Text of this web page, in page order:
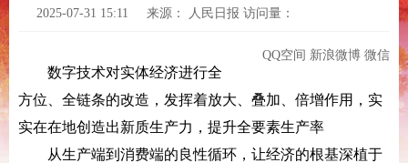
2025-07-31 15:11 来源： 人民日报 访问量：
QQ空间 新浪微博 微信
数字技术对实体经济进行全
方位、全链条的改造，发挥着放大、叠加、倍增作用，实
实在在地创造出新质生产力，提升全要素生产率
从生产端到消费端的良性循环，让经济的根基深植于